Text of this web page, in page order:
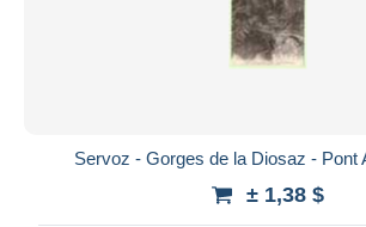
Servoz - Gorges de la Diosaz - Pont
± 1,38 $